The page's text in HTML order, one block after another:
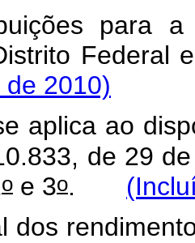
para a
Distrito
de 2010)
aplica ao
de 29
o e 3o.